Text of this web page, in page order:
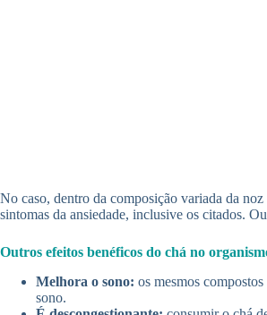
No caso, dentro da composição variada da
sintomas da ansiedade, inclusive os citados.
Outros efeitos benéficos do chá no
Melhora o sono: os mesmos
sono.